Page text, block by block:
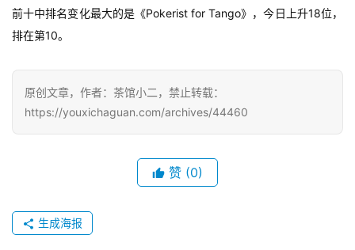
站
中
文
前十中排名变化最大的是《Pokerist for Tango》，今日上升18位，
排在第10。
原创文章，作者：茶馆小二，禁止转载：
https://youxichaguan.com/archives/44460
赞 (0)
生成海报